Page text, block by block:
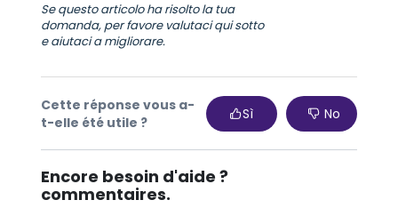
Se questo articolo ha risolto la tua
domanda, per favore valutaci qui sotto
e aiutaci a migliorare.
Cette réponse vous a-
t-elle été utile ?
Sì No
Encore besoin d'aide ?
commentaires.